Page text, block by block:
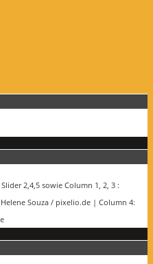
2,4,5 sowie Column 1, 2, 3 :
Souza / pixelio.de | Column 4: